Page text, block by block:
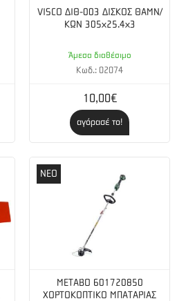
VISCO ΔΙΘ-003 ΔΙΣΚΟΣ ΘΑΜΝ/
ΚΩΝ 305x25.4x3
Άμεσα διαθέσιμο
Κωδ.: 02074
10,00€
αγόρασέ το!
ΝΕΟ
METABO 601720850
ΧΟΡΤΟΚΟΠΤΙΚΟ ΜΠΑΤΑΡΙΑΣ